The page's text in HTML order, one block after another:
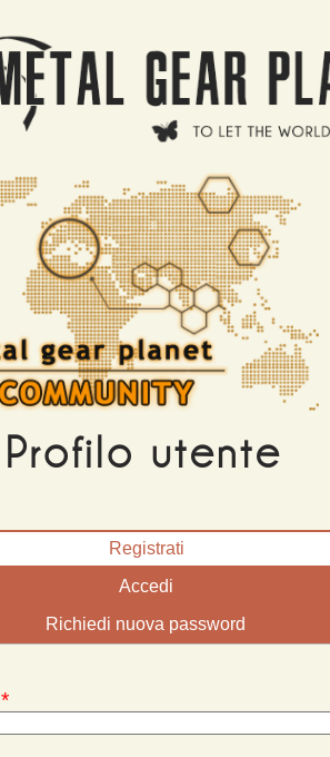
Profilo utente
Registrati
Accedi
Richiedi nuova password
*